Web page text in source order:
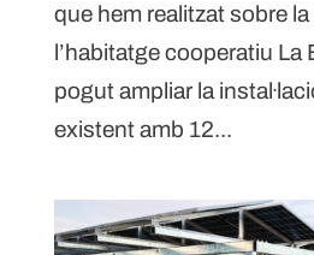
que hem realitzat sobre
l’habitatge cooperatiu La
pogut ampliar la
existent amb 12...